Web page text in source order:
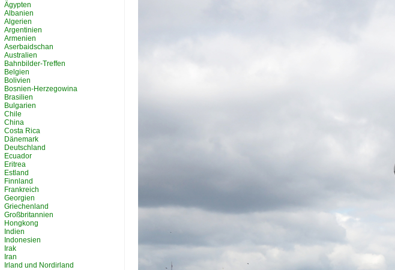
Ägypten
Albanien
Algerien
Argentinien
Armenien
Aserbaidschan
Australien
Bahnbilder-Treffen
Belgien
Bolivien
Bosnien-Herzegowina
Brasilien
Bulgarien
Chile
China
Costa Rica
Dänemark
Deutschland
Ecuador
Eritrea
Estland
Finnland
Frankreich
Georgien
Griechenland
Großbritannien
Hongkong
Indien
Indonesien
Irak
Iran
Irland und Nordirland